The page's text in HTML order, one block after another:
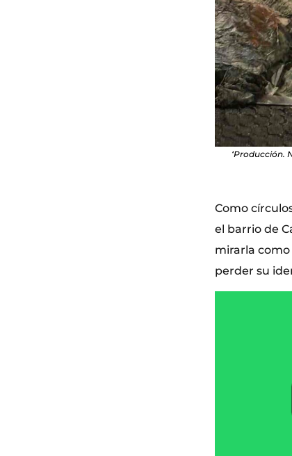
‘Producción.
Como
el barrio de
mirarla
perder su